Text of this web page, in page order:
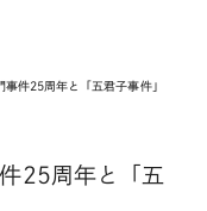
件25周年と「五君子事件」
25周年と「五